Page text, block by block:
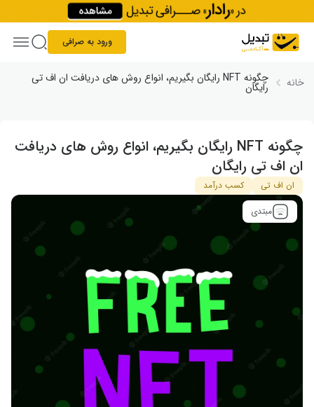
Skip to content
ورود به صرافی
خانه چگونه NFT رایگان بگیریم، انواع روش های دریافت ان اف تی
رایگان
چگونه NFT رایگان بگیریم، انواع روش های دریافت
ان اف تی رایگان
ان اف تی
کسب درآمد
مبتدی